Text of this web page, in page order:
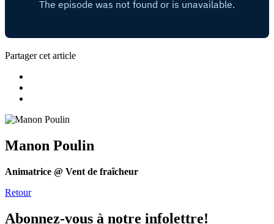
Partager cet article
Manon Poulin
Animatrice @ Vent de fraîcheur
Retour
Abonnez-vous à notre infolettre!